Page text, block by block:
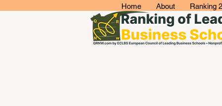
Home About Ranking